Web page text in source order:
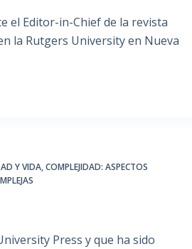
el Editor-in-Chief de la revista
la Rutgers University en Nueva
Y VIDA,COMPLEJIDAD: ASPECTOS
Press y que ha sido